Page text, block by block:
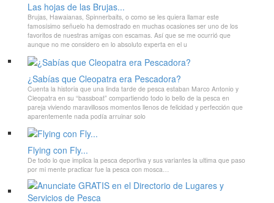
Las hojas de las Brujas...
Brujas, Hawaianas, Spinnerbaits, o como se les quiera llamar este
famosísimo señuelo ha demostrado en muchas ocasiones ser uno de los
favoritos de nuestras amigas con escamas. Así que se me ocurrió que
aunque no me considero en lo absoluto experta en el u
¿Sabías que Cleopatra era Pescadora?
Cuenta la historia que una linda tarde de pesca estaban Marco Antonio y
Cleopatra en su “bassboat” compartiendo todo lo bello de la pesca en
pareja viviendo maravillosos momentos llenos de felicidad y perfección que
aparentemente nada podía arruinar solo
Flying con Fly...
De todo lo que implica la pesca deportiva y sus variantes la ultima que paso
por mi mente practicar fue la pesca con mosca…